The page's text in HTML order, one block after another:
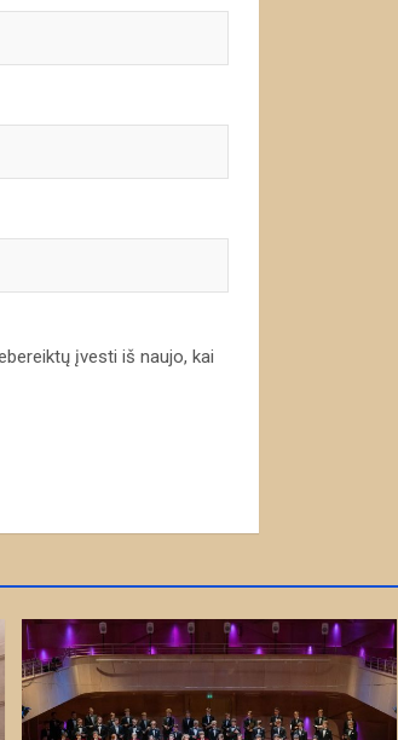
įvesti iš naujo, kai